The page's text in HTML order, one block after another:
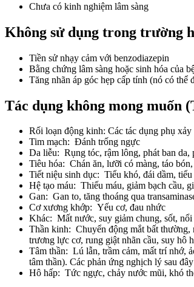
Chưa có kinh nghiệm lâm sàng
Không sử dụng trong trường
Tiền sử nhạy cảm với benzodiazepin
Bằng chứng lâm sàng hoặc sinh hóa của
Tăng nhãn áp góc hẹp cấp tính (nó có
Tác dụng không mong muốn
Rối loạn động kinh: Các tác dụng phụ
Tim mạch: Đánh trống ngực
Da liễu: Rụng tóc, rậm lông, phát ban da,
Tiêu hóa: Chán ăn, lưỡi có màng, táo
Tiết niệu sinh dục: Tiểu khó, đái dầm,
Hệ tạo máu: Thiếu máu, giảm bạch cầu,
Gan: Gan to, tăng thoáng qua
Cơ xương khớp: Yếu cơ, đau nhức
Khác: Mất nước, suy giảm chung, sốt, nổi
Thần kinh: Chuyển động mắt bất thường,
trương lực cơ, rung giật nhãn cầu, suy hô
Tâm thần: Lú lẫn, trầm cảm, mất trí nhớ,
tâm thần). Các phản ứng nghịch lý sau
Hô hấp: Tức ngực, chảy nước mũi, khó